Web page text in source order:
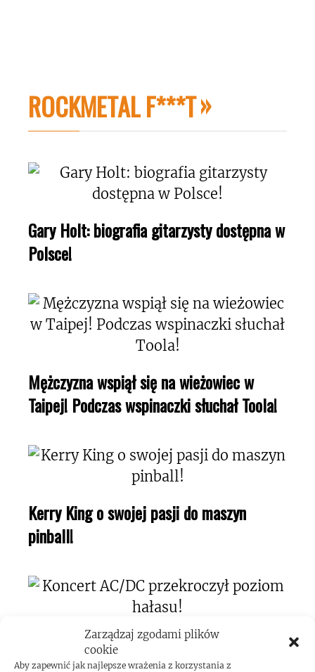
Zarządzaj zgodami plików
cookie
Aby zapewnić jak najlepsze wrażenia z korzystania z
ROCKMETAL F***T
Gary Holt: biografia gitarzysty dostępna w
Polsce!
Mężczyzna wspiął się na wieżowiec w
Taipej! Podczas wspinaczki słuchał Toola!
Kerry King o swojej pasji do maszyn
pinball!
Koncert AC/DC przekroczył poziom
hałasu!